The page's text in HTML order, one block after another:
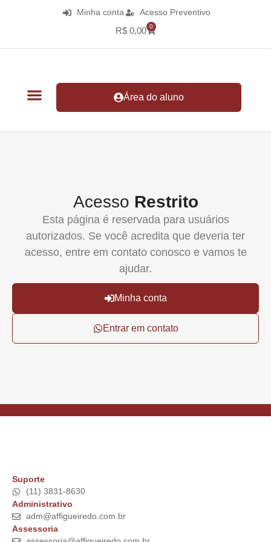
Minha conta Acesso Preventivo
R$ 0,00 0
Área do aluno
Acesso Restrito
Esta página é reservada para usuários
autorizados. Se você acredita que deveria ter
acesso, entre em contato conosco e vamos te
ajudar.
Minha conta
Entrar em contato
Suporte
(11) 3831-8630
Administrativo
adm@affigueiredo.com.br
Assessoria